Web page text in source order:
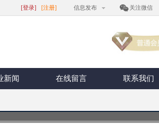
关注微信
信息发布
[注册]
[登录]
新闻 在线留言 联系我们